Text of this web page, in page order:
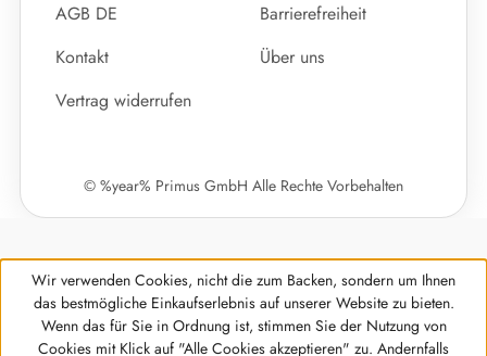
AGB DE
Barrierefreiheit
Kontakt
Über uns
Vertrag widerrufen
© %year% Primus GmbH Alle Rechte Vorbehalten
Wir verwenden Cookies, nicht die zum Backen, sondern um Ihnen
das bestmögliche Einkaufserlebnis auf unserer Website zu bieten.
Wenn das für Sie in Ordnung ist, stimmen Sie der Nutzung von
Cookies mit Klick auf "Alle Cookies akzeptieren" zu. Andernfalls